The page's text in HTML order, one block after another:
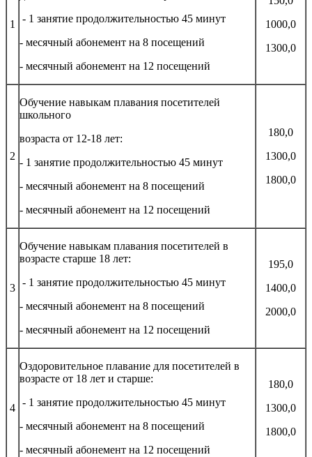
1
- 1 занятие продолжительностью 45 минут
- месячный абонемент на 8 посещений
- месячный абонемент на 12 посещений
1000,0
1300,0
2
Обучение навыкам плавания посетителей
школьного
возраста от 12-18 лет:
- 1 занятие продолжительностью 45 минут
- месячный абонемент на 8 посещений
- месячный абонемент на 12 посещений
180,0
1300,0
1800,0
3
Обучение навыкам плавания посетителей в
возрасте старше 18 лет:
- 1 занятие продолжительностью 45 минут
- месячный абонемент на 8 посещений
- месячный абонемент на 12 посещений
195,0
1400,0
2000,0
4
Оздоровительное плавание для посетителей в
возрасте от 18 лет и старше:
- 1 занятие продолжительностью 45 минут
- месячный абонемент на 8 посещений
- месячный абонемент на 12 посещений
180,0
1300,0
1800,0